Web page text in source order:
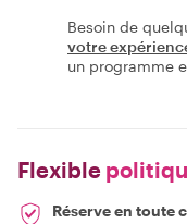
Besoin de
votre
un programme
Flexible
Réserve en toute